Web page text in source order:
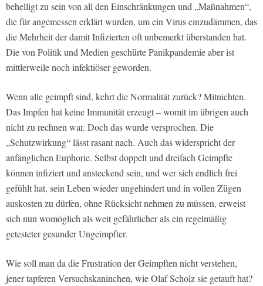
behelligt zu sein von all den Einschränkungen und „Maßnahmen“,
die für angemessen erklärt wurden, um ein Virus einzudämmen, das
die Mehrheit der damit Infizierten oft unbemerkt überstanden hat.
Die von Politik und Medien geschürte Panikpandemie aber ist
mittlerweile noch infektiöser geworden.
Wenn alle geimpft sind, kehrt die Normalität zurück? Mitnichten.
Das Impfen hat keine Immunität erzeugt – womit im übrigen auch
nicht zu rechnen war. Doch das wurde versprochen. Die
„Schutzwirkung“ lässt rasant nach. Auch das widerspricht der
anfänglichen Euphorie. Selbst doppelt und dreifach Geimpfte
können infiziert und ansteckend sein, und wer sich endlich frei
gefühlt hat, sein Leben wieder ungehindert und in vollen Zügen
auskosten zu dürfen, ohne Rücksicht nehmen zu müssen, erweist
sich nun womöglich als weit gefährlicher als ein regelmäßig
getesteter gesunder Ungeimpfter.
Wie soll man da die Frustration der Geimpften nicht verstehen,
jener tapferen Versuchskaninchen, wie Olaf Scholz sie getauft hat?